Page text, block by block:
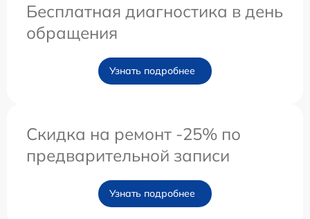
Бесплатная диагностика в день
обращения
Узнать подробнее
Скидка на ремонт -25% по
предварительной записи
Узнать подробнее